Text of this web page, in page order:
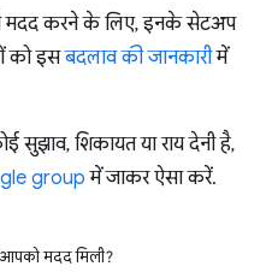
मदद करने के लिए, इनके सेटअप
को इसबदलाव की जानकारीमें
सुझाव, शिकायत या राय देनी है,
group में जाकर ऐसा करें.
मदद मिली?